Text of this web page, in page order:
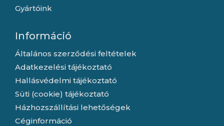
Gyártóink
Információ
Általános szerződési feltételek
Adatkezelési tájékoztató
Hallásvédelmi tájékoztató
Süti (cookie) tájékoztató
Házhozszállítási lehetőségek
Céginformáció